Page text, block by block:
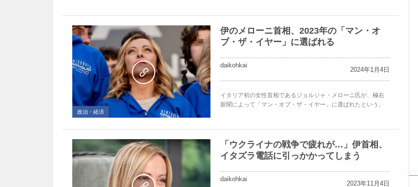
政治・経済
伊のメローニ首相、2023年の「マン・オ
ブ・ザ・イヤー」に選ばれる
daikohkai
2024年1月4日
イタリア初の女性首相であるジョルジャ・メローニ氏が、極右
新聞によって「マン・オブ・ザ・イヤー」に選ばれたという。
「ウクライナの戦争で疲れが…」伊首相、
イタズラ電話に引っかかってしまう
daikohkai
2023年11月4日